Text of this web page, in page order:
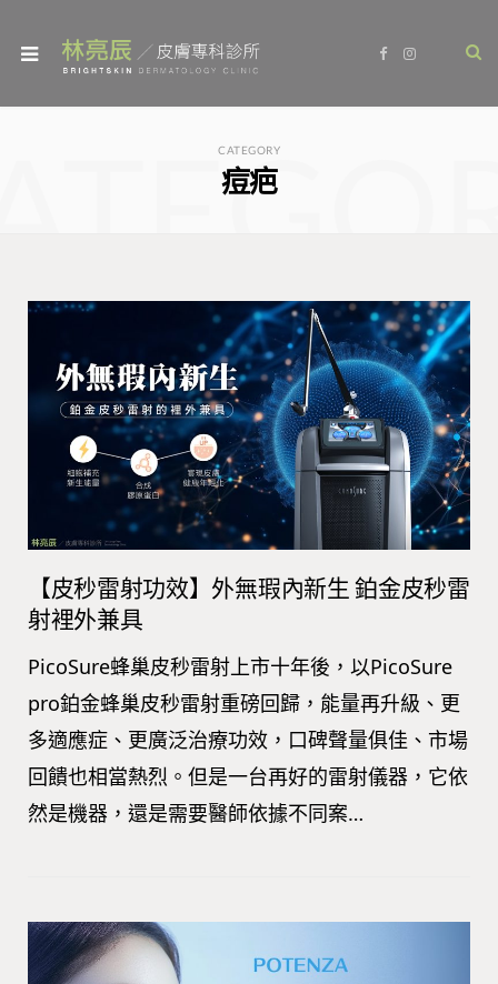
b
I
a
CATEGORY
痘疤
【皮秒雷射功效】外無瑕內新生 鉑金皮秒雷
射裡外兼具
PicoSure蜂巢皮秒雷射上市十年後，以PicoSure
pro鉑金蜂巢皮秒雷射重磅回歸，能量再升級、更
多適應症、更廣泛治療功效，口碑聲量俱佳、市場
回饋也相當熱烈。但是一台再好的雷射儀器，它依
然是機器，還是需要醫師依據不同案…